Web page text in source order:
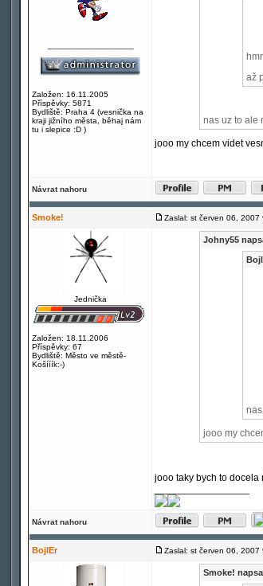
Založen: 16.11.2005
Příspěvky: 5871
Bydliště: Praha 4 (vesnička na
kraji jižního města, běhaj nám
tu i slepice :D )
až
nas uz to ale
jooo my chcem videt
Návrat nahoru
Smoke! Zaslal: st červen 06, 2007
Jednička
Založen: 18.11.2006
Příspěvky: 67
Bydliště: Město ve městě-
Košííík:-)
Johny55
jooo my
jooo taky bych to
Návrat nahoru
BojlEr Zaslal: st červen 06, 2007
Smoke!